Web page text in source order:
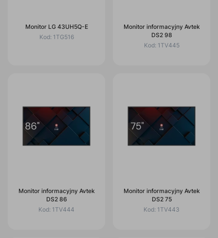
Monitor LG 43UH5Q-E
Kod: 1TG516
Monitor informacyjny Avtek
DS2 98
Kod: 1TV445
Monitor informacyjny Avtek
DS2 86
Kod: 1TV444
Monitor informacyjny Avtek
DS2 75
Kod: 1TV443